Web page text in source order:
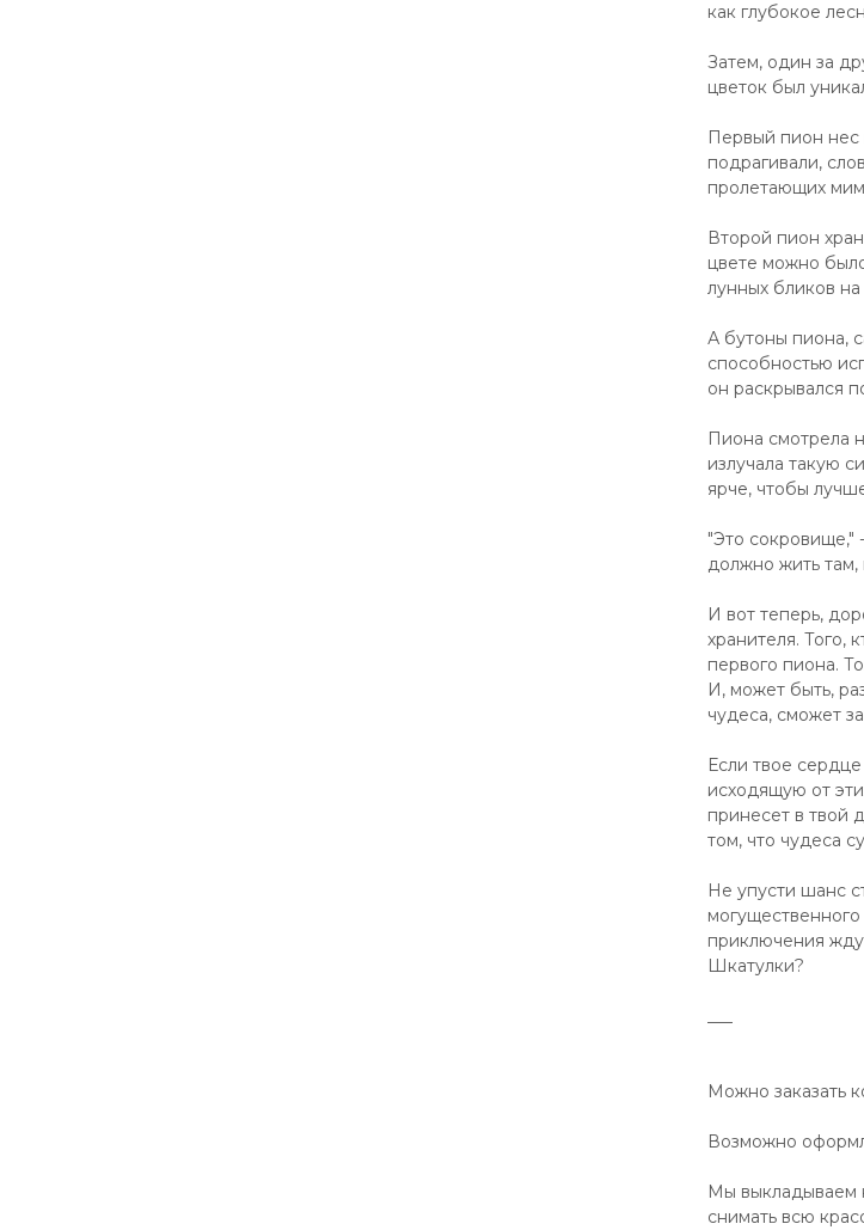
как глубокое
Затем, один за
цветок был
Первый пион нес
подрагивали,
пролетающих
Второй пион
цвете можно
лунных бликов
А бутоны пиона,
способностью
он раскрывался
Пиона смотрела
излучала такую
ярче, чтобы
"Это сокровище,"
должно жить там,
И вот теперь,
хранителя. Того,
первого пиона.
И, может быть,
чудеса, сможет
Если твое
исходящую от
принесет в твой
том, что чудеса
Не упусти шанс
приключения
Шкатулки?
Можно заказать
Возможно
Мы выкладываем
снимать всю